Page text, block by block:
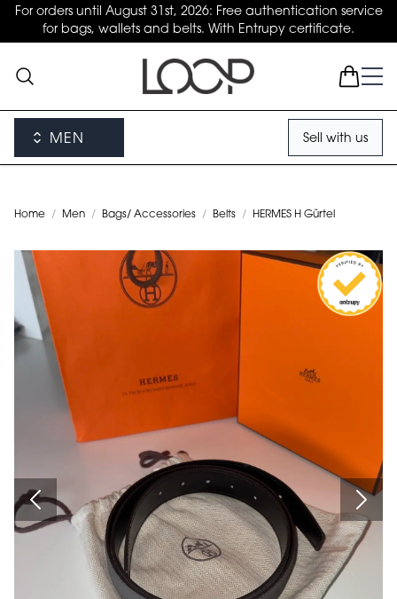
For orders until August 31st, 2026: Free authentication service
for bags, wallets and belts. With Entrupy certificate.
MEN Sell with us
Home / Men / Bags/ Accessories / Belts / HERMES H Gürtel